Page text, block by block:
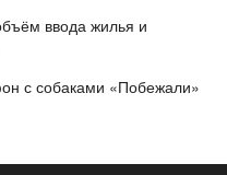
ввода жилья и
с собаками «Побежали»